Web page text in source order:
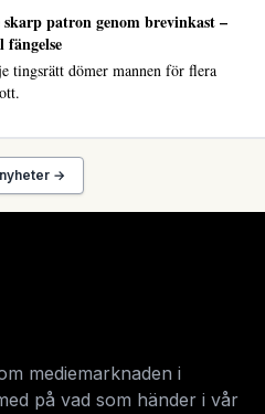
skarp patron genom brevinkast –
tingsrätt dömer mannen för flera
→
mediemarknaden i
på vad som händer i vår